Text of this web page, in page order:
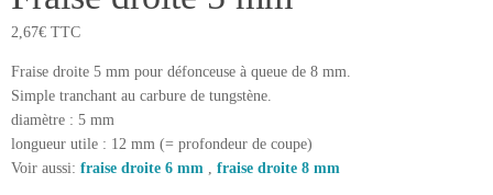
2,67€ TTC
Fraise droite 5 mm pour défonceuse à queue de 8 mm.
Simple tranchant au carbure de tungstène.
diamètre : 5 mm
longueur utile : 12 mm (= profondeur de coupe)
Voir aussi: fraise droite 6 mm fraise droite 8 mm